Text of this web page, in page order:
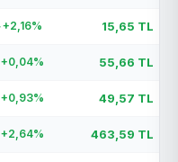
+2,16% 15,65 TL
+0,04% 55,66 TL
+0,93% 49,57 TL
+2,64% 463,59 TL